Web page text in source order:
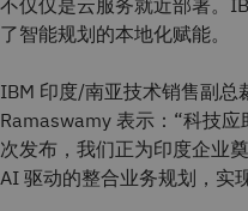
不仅仅是云服务就近部署。
了智能规划的本地化赋能。
IBM 印度/南亚技术销售副总
Ramaswamy 表示：“科技
次发布，我们正为印度企业
AI 驱动的整合业务规划，实